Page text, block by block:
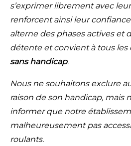
s’exprimer librement avec
renforcent ainsi leur confiance
alterne des phases actives et
détente et convient à tous les
sans handicap.
Nous ne souhaitons exclure
raison de son handicap, mais
informer que notre
malheureusement pas
roulants.